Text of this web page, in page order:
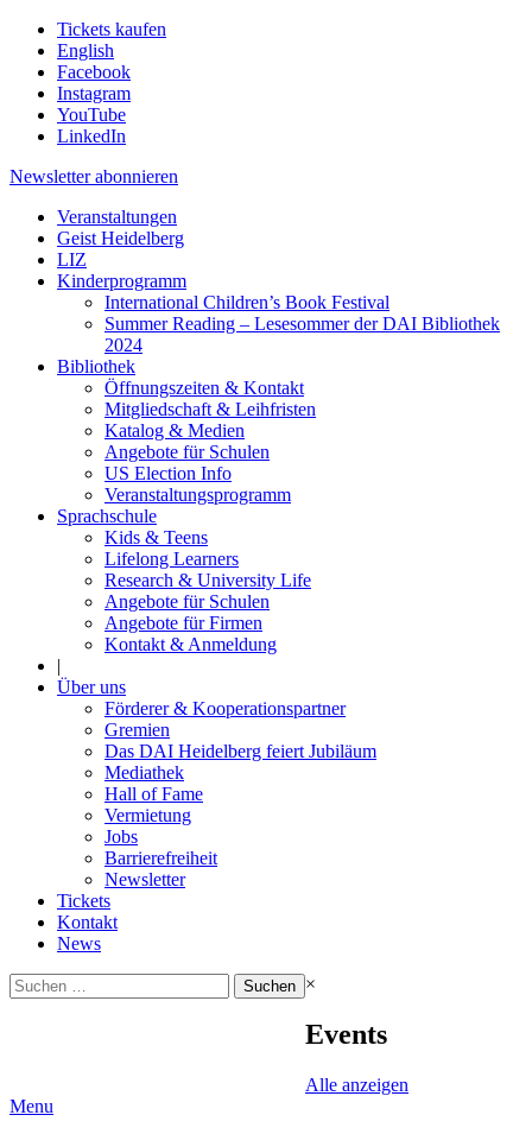
Tickets kaufen
English
Facebook
Instagram
YouTube
LinkedIn
Newsletter abonnieren
Veranstaltungen
Geist Heidelberg
LIZ
Kinderprogramm
International Children’s Book Festival
Summer Reading – Lesesommer der DAI Bibliothek
2024
Bibliothek
Öffnungszeiten & Kontakt
Mitgliedschaft & Leihfristen
Katalog & Medien
Angebote für Schulen
US Election Info
Veranstaltungsprogramm
Sprachschule
Kids & Teens
Lifelong Learners
Research & University Life
Angebote für Schulen
Angebote für Firmen
Kontakt & Anmeldung
|
Über uns
Förderer & Kooperationspartner
Gremien
Das DAI Heidelberg feiert Jubiläum
Mediathek
Hall of Fame
Vermietung
Jobs
Barrierefreiheit
Newsletter
Tickets
Kontakt
News
Suchen
nach:
×
Events
Alle anzeigen
Menu